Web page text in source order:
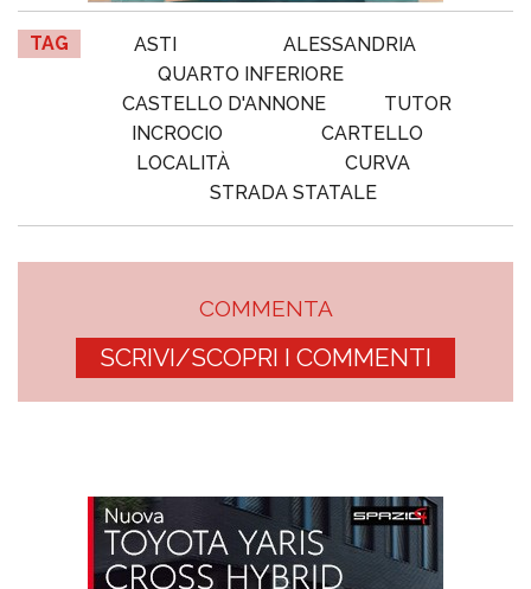
TAG ASTI
ALESSANDRIA
QUARTO INFERIORE
CASTELLO D'ANNONE
TUTOR
INCROCIO
CARTELLO
LOCALITÀ
CURVA
STRADA STATALE
COMMENTA
SCRIVI/SCOPRI I COMMENTI